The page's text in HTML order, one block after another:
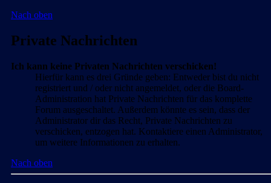
Nach oben
Private Nachrichten
Ich kann keine Privaten Nachrichten verschicken!
Hierfür kann es drei Gründe geben: Entweder bist du nicht
registriert und / oder nicht angemeldet, oder die Board-
Administration hat Private Nachrichten für das komplette
Forum ausgeschaltet. Außerdem könnte es sein, dass der
Administrator dir das Recht, Private Nachrichten zu
verschicken, entzogen hat. Kontaktiere einen Administrator,
um weitere Informationen zu erhalten.
Nach oben